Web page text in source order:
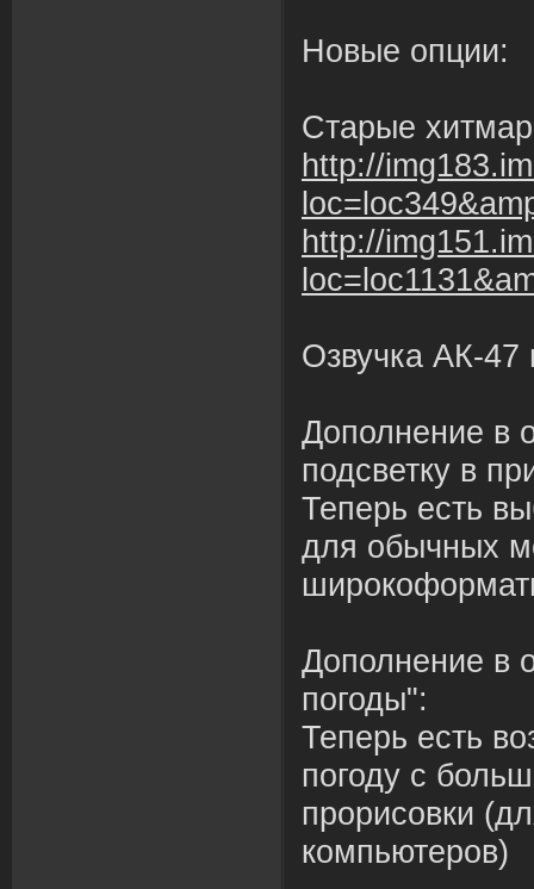
Новые опции:
Старые
http://
http://
Озвучка АК-47
Дополнение в
подсветку в
Теперь есть
для обычных
Дополнение в
погоды":
Теперь есть
погоду с
прорисовки
компьютеров)